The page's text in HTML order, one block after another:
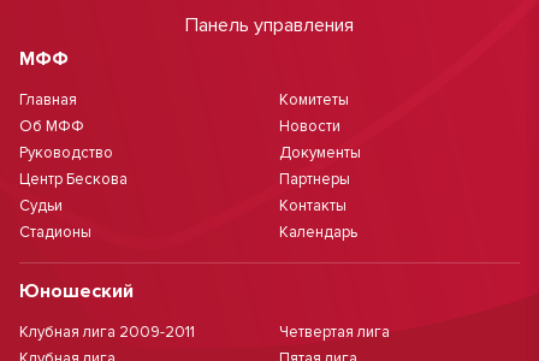
Панель управления
МФФ
Главная
Об МФФ
Руководство
Центр Бескова
Судьи
Стадионы
Комитеты
Новости
Документы
Партнеры
Контакты
Календарь
Юношеский
Клубная лига 2009-2011
Четвертая лига